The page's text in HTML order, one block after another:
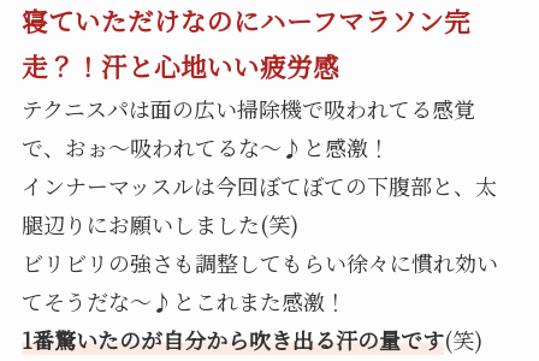
寝ていただけなのにハーフマラソン完
走？！汗と心地いい疲労感
テクニスパは面の広い掃除機で吸われてる感覚
で、おぉ～吸われてるな～♪と感激！
インナーマッスルは今回ぼてぼての下腹部と、太
腿辺りにお願いしました(笑)
ビリビリの強さも調整してもらい徐々に慣れ効い
てそうだな～♪とこれまた感激！
1番驚いたのが自分から吹き出る汗の量です(笑)